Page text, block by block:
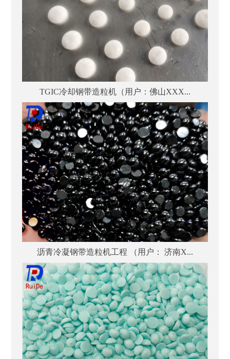
TGIC冷却钢带造粒机（用户：佛山XXX...
沥青冷凝钢带造粒机工程 （用户： 济南X...